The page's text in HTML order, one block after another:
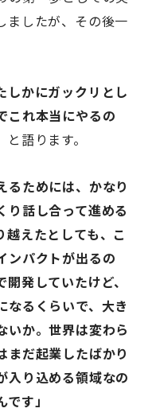
ましたが、その後一
しかにガックリとし
これ本当にやるの
と語ります。
るためには、かなり
り話し合って進める
越えたとしても、こ
ンパクトが出るの
発していたけど、
なるくらいで、大き
いか。世界は変わら
まだ起業したばかり
入り込める領域なの
す」